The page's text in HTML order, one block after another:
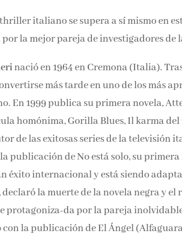
italiano se supera a sí mismo en
la mejor pareja de investigadores de
nació en 1964 en Cremona (Italia).
más tarde en uno de los más
En 1999 publica su primera novela,
homónima, Gorilla Blues, Il karma
de las exitosas series de la
publicación de No está solo, su
éxito internacional y está siendo
la muerte de la novela negra y
protagoniza-da por la pareja
la publicación de El Ángel